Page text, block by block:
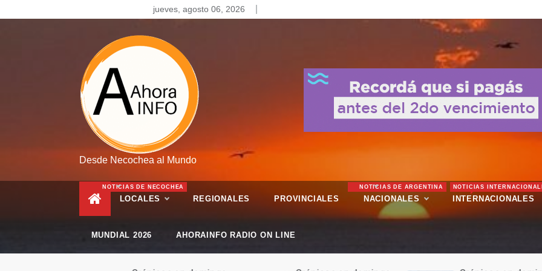
to
jueves, agosto 06, 2026
Desde Necochea al Mundo
LOCALES
NOTICIAS DE NECOCHEA
REGIONALES PROVINCIALES NACIONALES
NOTICIAS DE ARGENTINA
INTERNACIONALES
NOTICIAS
MUNDIAL 2026 AHORAINFO RADIO ON LINE